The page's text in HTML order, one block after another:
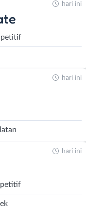
hari ini
hari ini
hari ini